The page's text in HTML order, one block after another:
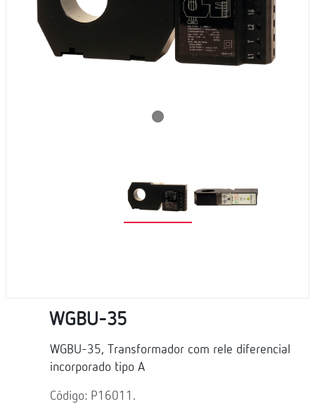
WGBU-35
WGBU-35, Transformador com rele diferencial
incorporado tipo A
Código: P16011.